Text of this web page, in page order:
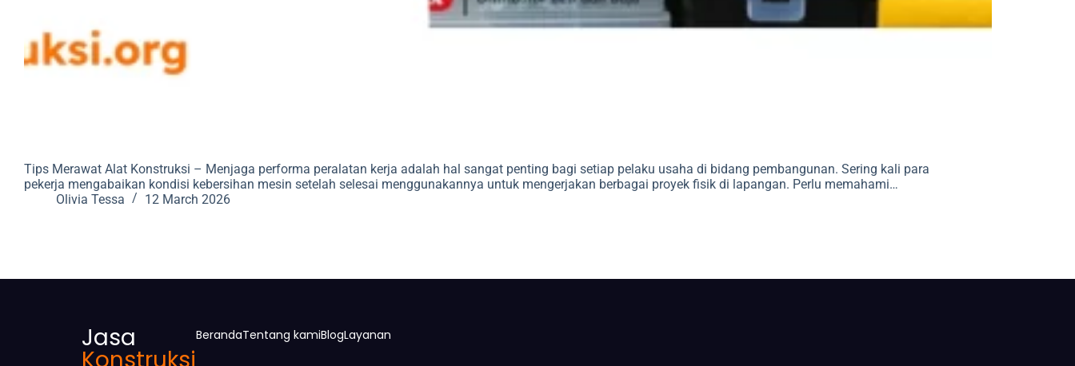
Tips Merawat Alat Konstruksi – Menjaga performa peralatan kerja adalah hal sangat penting bagi setiap pelaku usaha di bidang pembangunan. Sering kali para
pekerja mengabaikan kondisi kebersihan mesin setelah selesai menggunakannya untuk mengerjakan berbagai proyek fisik di lapangan. Perlu memahami…
Olivia Tessa
12 March 2026
Jasa BerandaTentang kamiBlogLayanan